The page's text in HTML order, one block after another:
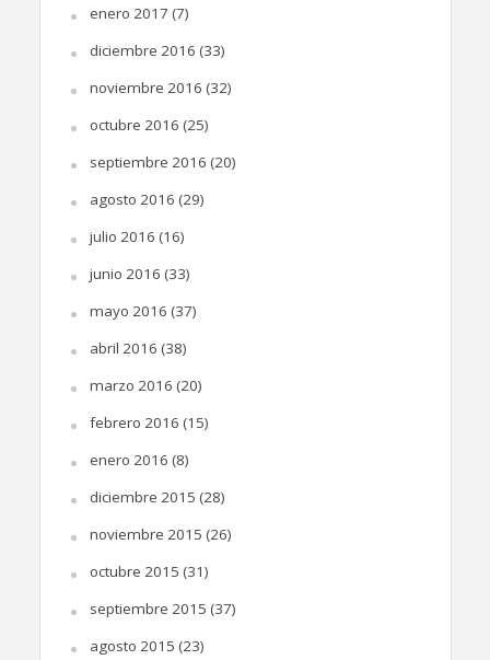
enero 2017 (7)
diciembre 2016 (33)
noviembre 2016 (32)
octubre 2016 (25)
septiembre 2016 (20)
agosto 2016 (29)
julio 2016 (16)
junio 2016 (33)
mayo 2016 (37)
abril 2016 (38)
marzo 2016 (20)
febrero 2016 (15)
enero 2016 (8)
diciembre 2015 (28)
noviembre 2015 (26)
octubre 2015 (31)
septiembre 2015 (37)
agosto 2015 (23)